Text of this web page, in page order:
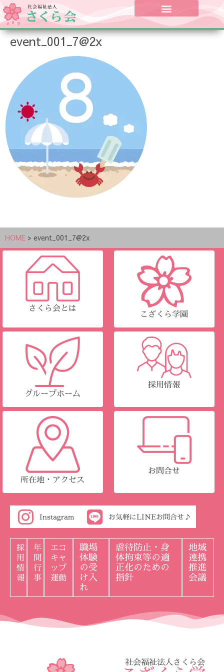
event_001_7@2x
HOME > event_001_7@2x
さくら会とは
こざくら学園
グループホーム
採用情報
所在地・アクセス
お問合せ
Instagram お気軽にLINEお問合せ♪
採
用
情
報
年
間
行
事
エコ
キャ
ップ
運動
職場
体験
の受
け入
れ
虐待防止・身
体拘束等の適
正化のための
指針
地域
連携
推進
会議
社会福祉法人さくら会